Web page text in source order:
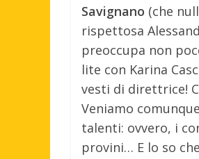
Savignano (che
rispettosa
preoccupa non
lite con Karina
vesti di direttrice!
Veniamo
talenti: ovvero, i
provini… E lo so